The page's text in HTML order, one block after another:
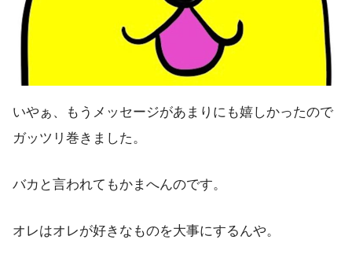
いやぁ、もうメッセージがあまりにも嬉しかったので
ガッツリ巻きました。
バカと言われてもかまへんのです。
オレはオレが好きなものを大事にするんや。